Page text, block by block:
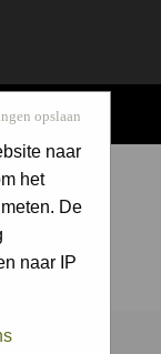
opslaan
naar
het
De
naar IP